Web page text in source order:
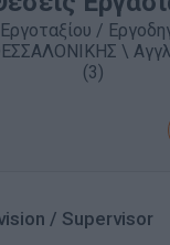
/
\
(3)
/ Supervisor